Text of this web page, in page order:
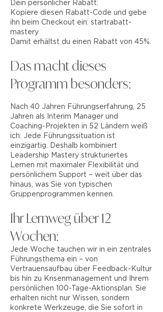
Dein persönlicher Rabatt:
Kopiere diesen Rabatt-Code und gebe
ihn beim Checkout ein: startrabatt-
mastery
Damit erhältst du einen Rabatt von 45%.
Das macht dieses
Programm besonders:
Nach 40 Jahren Führungserfahrung, 25
Jahren als Interim Manager und
Coaching-Projekten in 52 Ländern weiß
ich: Jede Führungssituation ist
einzigartig. Deshalb kombiniert
Leadership Mastery strukturiertes
Lernen mit maximaler Flexibilität und
persönlichem Support – weit über das
hinaus, was Sie von typischen
Gruppenprogrammen kennen.
Ihr Lernweg über 12
Wochen:
Jede Woche tauchen wir in ein zentrales
Führungsthema ein – von
Vertrauensaufbau über Feedback-Kultur
bis hin zu Krisenmanagement und Ihrem
persönlichen 100-Tage-Aktionsplan. Sie
erhalten nicht nur Wissen, sondern
konkrete Werkzeuge, die Sie sofort in